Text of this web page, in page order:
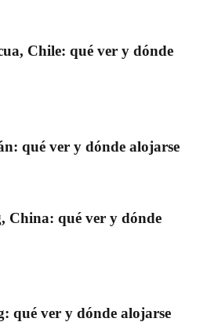
Chile: qué ver y dónde
qué ver y dónde alojarse
China: qué ver y dónde
qué ver y dónde alojarse